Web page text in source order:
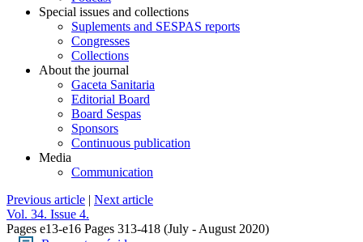
Special issues and collections
Suplements and SESPAS reports
Congresses
Collections
About the journal
Gaceta Sanitaria
Editorial Board
Board Sespas
Sponsors
Continuous publication
Media
Communication
Previous article | Next article
Vol. 34. Issue 4.
Pages e13-e16 Pages 313-418 (July - August 2020)